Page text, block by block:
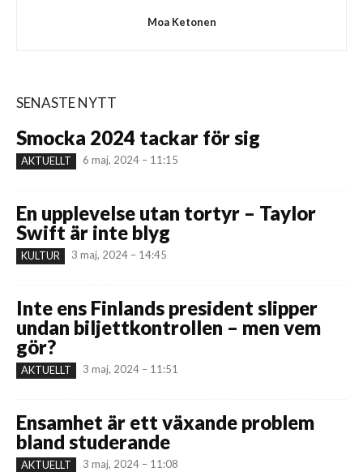
Moa Ketonen
SENASTE NYTT
Smocka 2024 tackar för sig
AKTUELLT 6 maj, 2024 – 11:15
En upplevelse utan tortyr – Taylor
Swift är inte blyg
KULTUR 3 maj, 2024 – 14:45
Inte ens Finlands president slipper
undan biljettkontrollen – men vem
gör?
AKTUELLT 3 maj, 2024 – 11:51
Ensamhet är ett växande problem
bland studerande
AKTUELLT 3 maj, 2024 – 11:08